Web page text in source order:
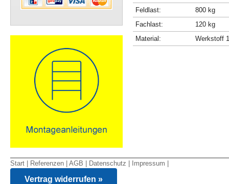
Feldlast:
800 kg
Fachlast:
120 kg
Material:
Werkstoff
Start Referenzen AGB Datenschutz Impressum
Vertrag widerrufen »